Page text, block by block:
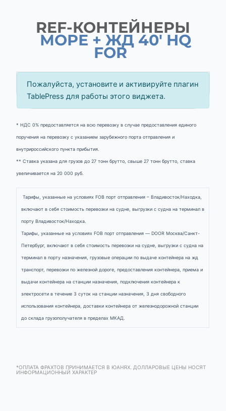
REF-КОНТЕЙНЕРЫ
МОРЕ + ЖД 40' HQ
FOR
Пожалуйста, установите и активируйте плагин
TablePress для работы этого виджета.
* НДС 0% предоставляется на всю перевозку в случае предоставления единого
поручения на перевозку с указанием зарубежного порта отправления и
внутрироссийского пункта прибытия.
** Ставка указана для грузов до 27 тонн брутто, свыше 27 тонн брутто, ставка
увеличивается на 20 000 руб.
Тарифы, указанные на условиях FOB порт отправления – Владивосток/Находка,
включают в себя стоимость перевозки на судне, выгрузки с судна на терминал в
порту Владивосток/Находка.
Тарифы, указанные на условиях FOB порт отправления — DOOR Москва/Санкт-
Петербург, включают в себя стоимость перевозки на судне, выгрузки с судна на
терминал в порту назначения, грузовые операции по выдаче контейнера на жд
транспорт, перевозки по железной дороге, предоставления контейнера, приема и
выдачи контейнера на станции назначения, подключения контейнера к
электросети в течение 3 суток на станции назначения, 3 дня свободного
использования контейнера, доставки контейнера от железнодорожной станции
до склада грузополучателя в пределах МКАД.
*ОПЛАТА ФРАХТОВ ПРИНИМАЕТСЯ В ЮАНЯХ. ДОЛЛАРОВЫЕ ЦЕНЫ НОСЯТ
ИНФОРМАЦИОННЫЙ ХАРАКТЕР